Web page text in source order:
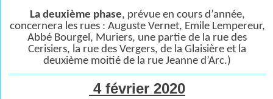
La deuxième phase, prévue en cours d’année,
concernera les rues : Auguste Vernet, Emile Lempereur,
Abbé Bourgel, Muriers, une partie de la rue des
Cerisiers, la rue des Vergers, de la Glaisière et la
deuxième moitié de la rue Jeanne d’Arc.)
4 février 2020